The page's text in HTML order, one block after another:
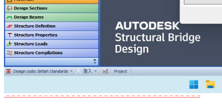
-=-=-=-=-=-=-=-=-=-=-=-=-=-=-=-=-=-=-=-=-=-=-=-=-=-=-=-=-=-=-=-=-=-=-=-=